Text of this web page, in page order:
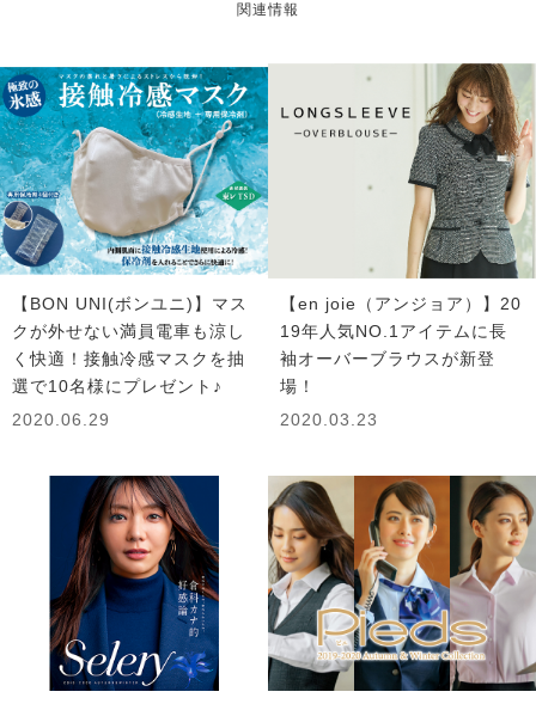
関連情報
【BON UNI(ボンユニ)】マス
クが外せない満員電車も涼し
く快適！接触冷感マスクを抽
選で10名様にプレゼント♪
2020.06.29
【en joie（アンジョア）】20
19年人気NO.1アイテムに長
袖オーバーブラウスが新登
場！
2020.03.23